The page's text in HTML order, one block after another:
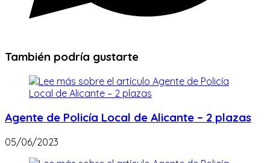
También podría gustarte
Agente de Policía Local de Alicante – 2 plazas
05/06/2023